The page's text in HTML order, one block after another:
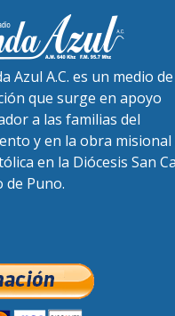
Azul A.C. es un medio de
que surge en apoyo
a las familias del
y en la obra misional
en la Diócesis San
Puno.